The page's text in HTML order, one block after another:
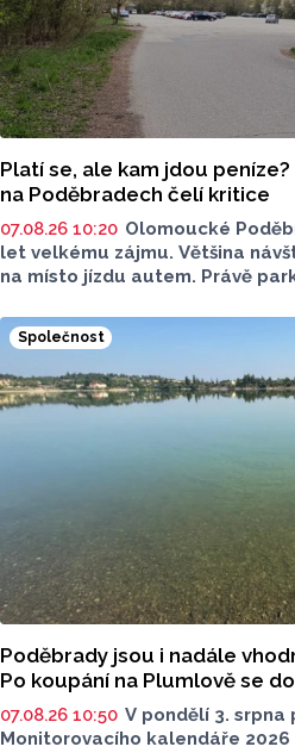
Platí se, ale kam jdou
na Poděbradech čelí kritice
07.08.26 10:20 Olomoucké
let velkému zájmu. Většina
na místo jízdu autem. Právě
Na konci června vznikla na
Poděbrady bez závor a
upozorňuje na nevyhovujcí
u oblíbeného olomouckého
zastupitel města Olomouce, na
Společnost
Poděbrady jsou i nadále
Po koupání na Plumlově se
07.08.26 10:50 V pondělí 3. srpna
Monitorovacího kalendáře